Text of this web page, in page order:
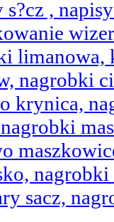
,
nagrobki
krynica,
sacz,